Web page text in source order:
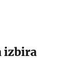
izbira